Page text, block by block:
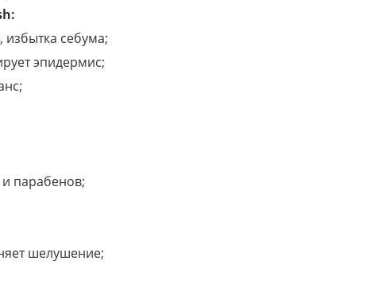
избытка себума;
эпидермис;
парабенов;
шелушение;